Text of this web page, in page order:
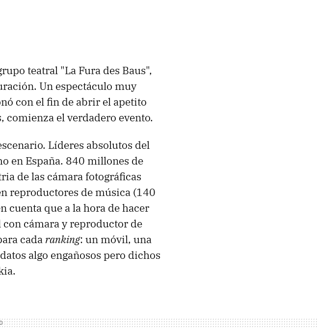
teatral "La Fura des Baus",
Un espectáculo muy
con el fin de abrir el apetito
el verdadero evento.
Líderes absolutos del
en España. 840 millones de
de las cámara fotográficas
reproductores de música (140
cuenta que a la hora de hacer
cámara y reproductor de
cada ranking: un móvil, una
algo engañosos pero dichos